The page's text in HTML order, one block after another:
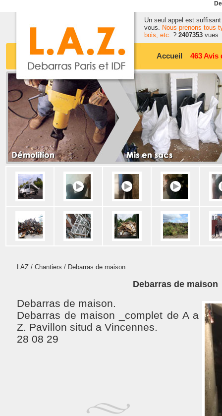
Un seul appel est
vous.
Nous prenons tous
bois, etc. ? 2407353 vues
Accueil
LAZ / Chantiers / Debarras de maison
Debarras de maison
Debarras de maison.
Debarras de maison _complet de A a
Z. Pavillon situd a Vincennes.
28 08 29